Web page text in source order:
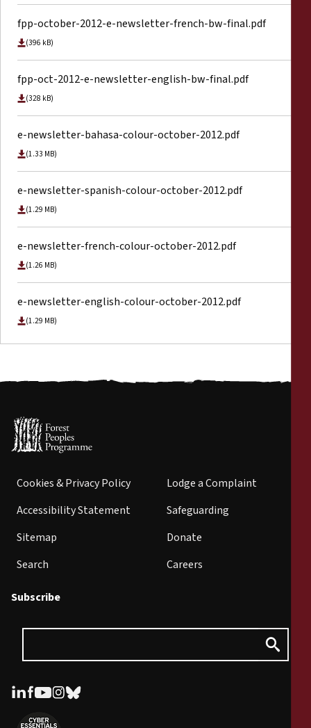
fpp-october-2012-e-newsletter-french-bw-final.pdf
(396 kB)
fpp-oct-2012-e-newsletter-english-bw-final.pdf
(328 kB)
e-newsletter-bahasa-colour-october-2012.pdf
(1.33 MB)
e-newsletter-spanish-colour-october-2012.pdf
(1.29 MB)
e-newsletter-french-colour-october-2012.pdf
(1.26 MB)
e-newsletter-english-colour-october-2012.pdf
(1.29 MB)
Cookies & Privacy Policy
Accessibility Statement
Sitemap
Search
Lodge a Complaint
Safeguarding
Donate
Careers
Subscribe